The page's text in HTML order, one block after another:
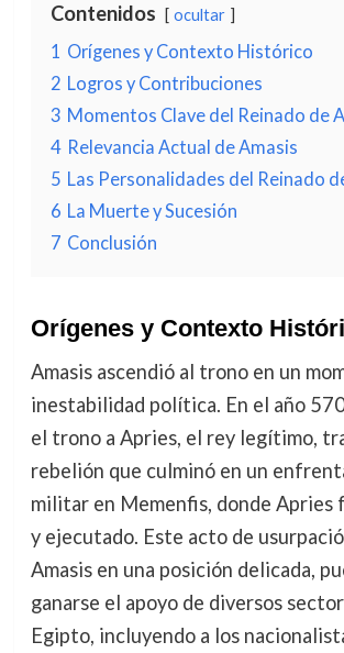
Contenidos ocultar
1 Orígenes y Contexto Histórico
2 Logros y Contribuciones
3 Momentos Clave del Reinado de
4 Relevancia Actual de Amasis
5 Las Personalidades del Reinado
6 La Muerte y Sucesión
7 Conclusión
Orígenes y Contexto
Amasis ascendió al trono en un
inestabilidad política. En el año
el trono a Apries, el rey legítimo,
rebelión que culminó en un
militar en Memenfis, donde Apries
y ejecutado. Este acto de
Amasis en una posición delicada,
ganarse el apoyo de diversos
Egipto, incluyendo a los